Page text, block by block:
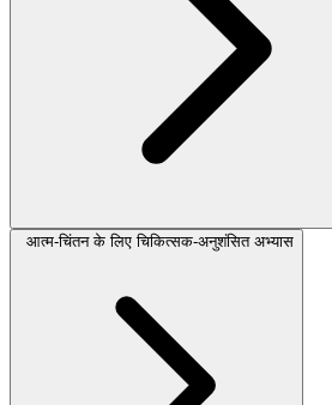
आत्म-चिंतन के लिए चिकित्सक-अनुशंसित अभ्यास